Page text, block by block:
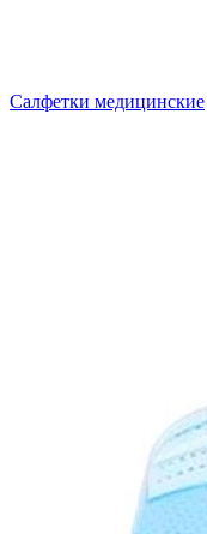
Салфетки медицинские